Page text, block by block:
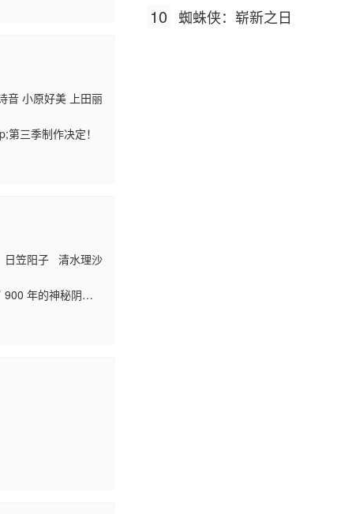
音 小原好美 上田丽
三季制作决定！
笠阳子 清水理沙
年的神秘阴阳
，当菜花穿过那
这家伙，是妖怪
与菜花将直面连
10 蜘蛛侠：崭新之日